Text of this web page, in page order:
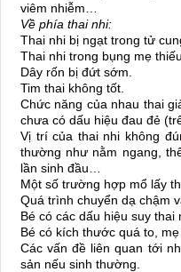
viêm nhiễm…
Về phía thai nhi:
Thai nhi bị ngạt trong tử
Thai nhi trong bụng mẹ
Dây rốn bị đứt sớm.
Tim thai không tốt.
Chức năng của nhau thai
chưa có dấu hiệu đau đẻ
Vị trí của thai nhi không
thường như nằm ngang,
lần sinh đầu…
Một số trường hợp mổ lấy
Quá trình chuyển dạ chậm
Bé có các dấu hiệu suy
Bé có kích thước quá to,
Các vấn đề liên quan tới
sản nếu sinh thường.